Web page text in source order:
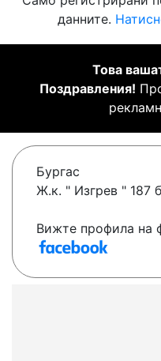
данните.
Това
Поздравления!
Бургас
Ж.к. " Изгрев " 187
Вижте профила на